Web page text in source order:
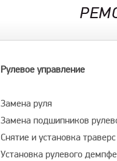
Рулевое управление
Замена руля
Замена подшипников
Снятие и установка траверс
Установка рулевого